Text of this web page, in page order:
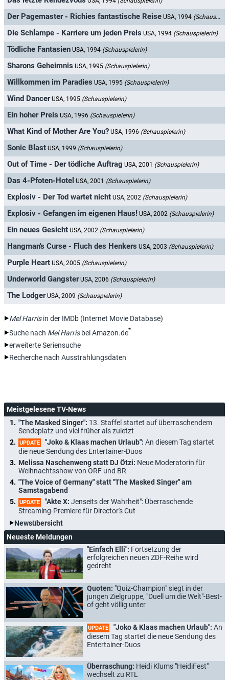
Der Pagemaster - Richies fantastische Reise USA, 1994 (Schauspielerin)
Die Schlampe - Karriere um jeden Preis USA, 1994 (Schauspielerin)
Tödliche Fantasien USA, 1994 (Schauspielerin)
Sharons Geheimnis USA, 1995 (Schauspielerin)
Willkommen im Paradies USA, 1995 (Schauspielerin)
Wind Dancer USA, 1995 (Schauspielerin)
Ein hoher Preis USA, 1996 (Schauspielerin)
What Kind of Mother Are You? USA, 1996 (Schauspielerin)
Sonic Blast USA, 1999 (Schauspielerin)
Out of Time - Der tödliche Auftrag USA, 2001 (Schauspielerin)
Das 4-Pfoten-Hotel USA, 2001 (Schauspielerin)
Explosiv - Der Tod wartet nicht USA, 2002 (Schauspielerin)
Explosiv - Gefangen im eigenen Haus! USA, 2002 (Schauspielerin)
Ein neues Gesicht USA, 2002 (Schauspielerin)
Hangman's Curse - Fluch des Henkers USA, 2003 (Schauspielerin)
Purple Heart USA, 2005 (Schauspielerin)
Underworld Gangster USA, 2006 (Schauspielerin)
The Lodger USA, 2009 (Schauspielerin)
Mel Harrisin der IMDb (Internet Movie Database)
Suche nach Mel Harrisbei Amazon.de*
erweiterte Seriensuche
Recherche nach Ausstrahlungsdaten
Meistgelesene TV-News
"The Masked Singer": 13. Staffel startet auf überraschendem
Sendeplatz und viel früher als zuletzt
UPDATE "Joko & Klaas machen Urlaub": An diesem Tag startet
die neue Sendung des Entertainer-Duos
Melissa Naschenweng statt DJ Ötzi: Neue Moderatorin für
Weihnachtsshow von ORF und BR
"The Voice of Germany" statt "The Masked Singer" am
Samstagabend
UPDATE "Akte X: Jenseits der Wahrheit": Überraschende
Streaming-Premiere für Director's Cut
Newsübersicht
Neueste Meldungen
"Einfach Elli": Fortsetzung der
erfolgreichen neuen ZDF-Reihe wird
gedreht
Quoten: "Quiz-Champion" siegt in der
jungen Zielgruppe, "Duell um die Welt"-Best-
of geht völlig unter
UPDATE "Joko & Klaas machen Urlaub": An
diesem Tag startet die neue Sendung des
Entertainer-Duos
Überraschung: Heidi Klums "HeidiFest"
wechselt zu RTL